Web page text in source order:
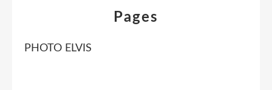
Pages
PHOTO ELVIS